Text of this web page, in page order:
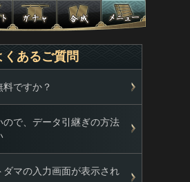
くあるご質問
料ですか？
ので、データ引継ぎの方法
ダマの入力画面が表示され